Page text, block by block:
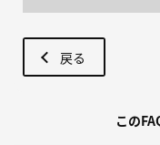
戻る
この